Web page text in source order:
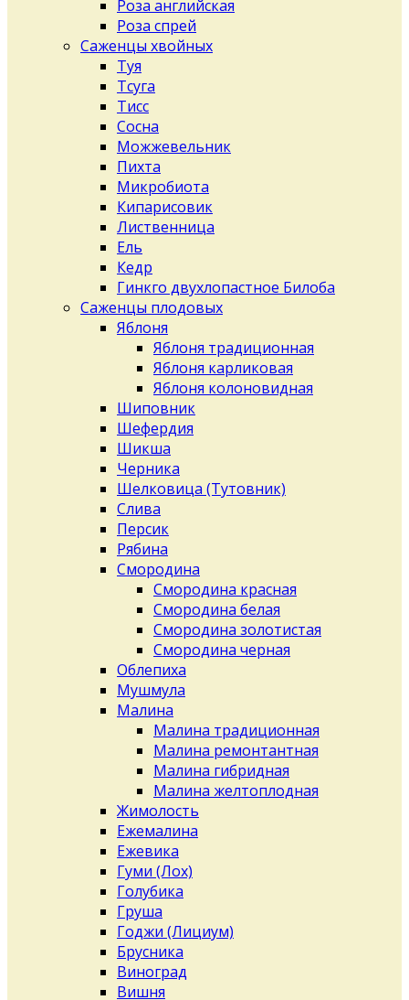
Роза английская
Роза спрей
Саженцы хвойных
Туя
Тсуга
Тисс
Сосна
Можжевельник
Пихта
Микробиота
Кипарисовик
Лиственница
Ель
Кедр
Гинкго двухлопастное Билоба
Саженцы плодовых
Яблоня
Яблоня традиционная
Яблоня карликовая
Яблоня колоновидная
Шиповник
Шефердия
Шикша
Черника
Шелковица (Тутовник)
Слива
Персик
Рябина
Смородина
Смородина красная
Смородина белая
Смородина золотистая
Смородина черная
Облепиха
Мушмула
Малина
Малина традиционная
Малина ремонтантная
Малина гибридная
Малина желтоплодная
Жимолость
Ежемалина
Ежевика
Гуми (Лох)
Голубика
Груша
Годжи (Лициум)
Брусника
Виноград
Вишня